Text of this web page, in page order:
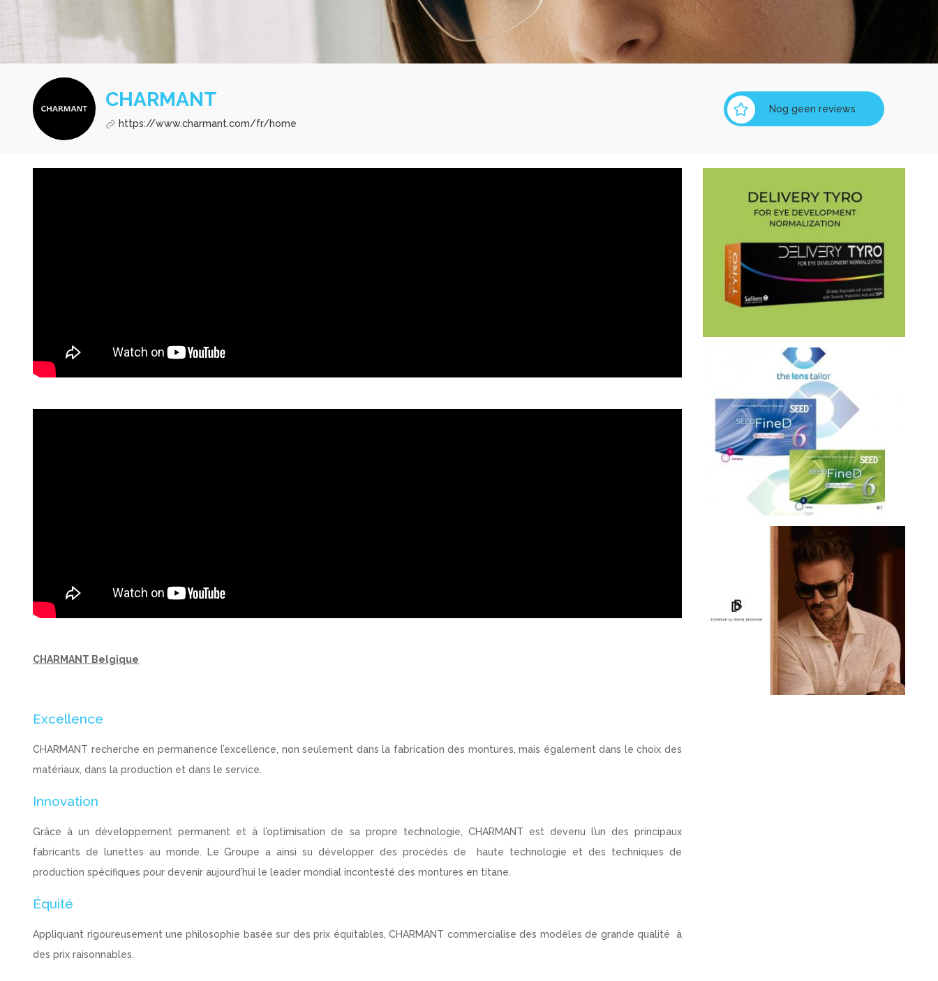
CHARMANT
https://www.charmant.com/fr/home
Nog geen reviews
CHARMANT Belgique
Excellence
CHARMANT recherche en permanence l’excellence, non seulement dans la fabrication des montures, mais également dans le choix des
matériaux, dans la production et dans le service.
Innovation
Grâce à un développement permanent et à l’optimisation de sa propre technologie, CHARMANT est devenu l’un des principaux
fabricants de lunettes au monde. Le Groupe a ainsi su développer des procédés de haute technologie et des techniques de
production spécifiques pour devenir aujourd’hui le leader mondial incontesté des montures en titane.
Équité
Appliquant rigoureusement une philosophie basée sur des prix équitables, CHARMANT commercialise des modèles de grande qualité à
des prix raisonnables.